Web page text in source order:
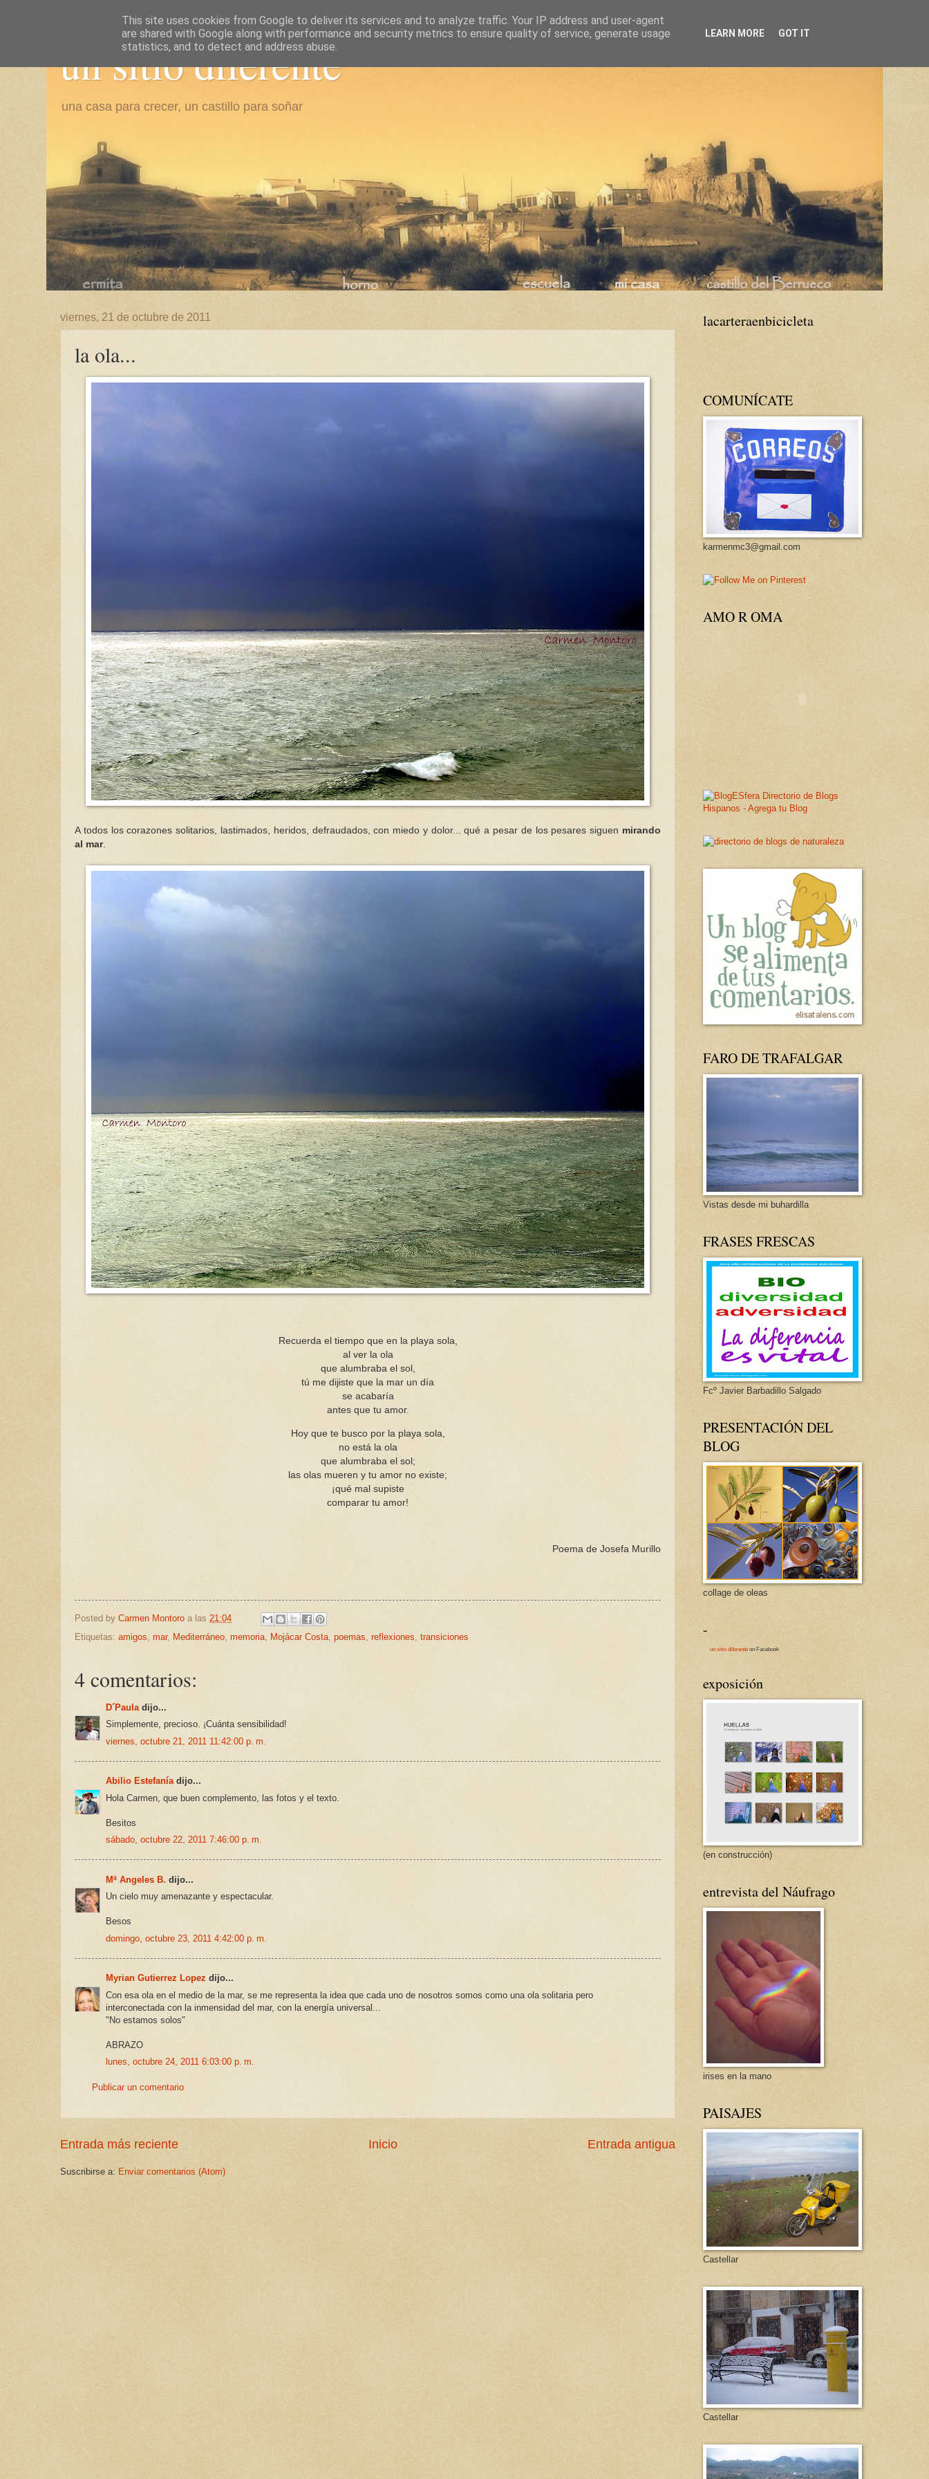
un sitio diferente
una casa para crecer, un castillo para soñar
viernes, 21 de octubre de 2011
la ola...
A todos los corazones solitarios, lastimados, heridos, defraudados, con miedo y dolor... qué a pesar de los pesares siguen mirando
al mar.
Recuerda el tiempo que en la playa sola,
al ver la ola
que alumbraba el sol,
tú me dijiste que la mar un día
se acabaría
antes que tu amor.
Hoy que te busco por la playa sola,
no está la ola
que alumbraba el sol;
las olas mueren y tu amor no existe;
¡qué mal supiste
comparar tu amor!
Poema de Josefa Murillo
Posted by Carmen Montoro a las 21:04
Etiquetas: amigos mar, Mediterráneo memoria Mojácar Costa poemas reflexiones transiciones
4 comentarios:
D´Paula dijo...
Simplemente, precioso. ¡Cuánta sensibilidad!
viernes, octubre 21, 2011 11:42:00 p. m.
Abilio Estefaníadijo...
Hola Carmen, que buen complemento, las fotos y el texto.
Besitos
sábado, octubre 22, 2011 7:46:00 p. m.
Mª Angeles B. dijo...
Un cielo muy amenazante y espectacular.
Besos
domingo, octubre 23, 2011 4:42:00 p. m.
Myrian Gutierrez Lopez dijo...
Con esa ola en el medio de la mar, se me representa la idea que cada uno de nosotros somos como una ola solitaria pero
interconectada con la inmensidad del mar, con la energía universal...
"No estamos solos"
ABRAZO
lunes, octubre 24, 2011 6:03:00 p. m.
Publicar un comentario
Entrada más reciente Entrada antigua
Inicio
Suscribirse a: Enviar comentarios (Atom)
lacarteraenbicicleta
COMUNÍCATE
karmenmc3@gmail.com
AMO R OMA
FARO DE TRAFALGAR
Vistas desde mi buhardilla
FRASES FRESCAS
Fcº Javier Barbadillo Salgado
PRESENTACIÓN DEL
BLOG
collage de oleas
-
un sitio diferente on Facebook
exposición
(en construcción)
entrevista del Náufrago
irises en la mano
PAISAJES
Castellar
Castellar
This site uses cookies from Google to deliver its services and to analyze traffic. Your IP address and user-agent
are shared with Google along with performance and security metrics to ensure quality of service, generate usage
statistics, and to detect and address abuse.
LEARN MORE GOT IT